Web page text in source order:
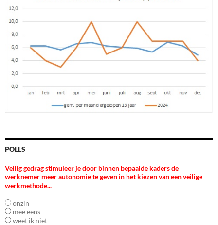
POLLS
Veilig gedrag stimuleer je door binnen bepaalde kaders de
werknemer meer autonomie te geven in het kiezen van een veilige
werkmethode...
onzin
mee eens
weet ik niet